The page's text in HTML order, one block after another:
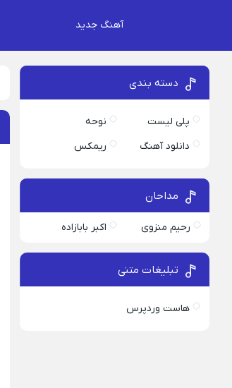
آهنگ جدید
دسته بندی
پلی لیست
نوحه
دانلود آهنگ
ریمکس
مداحان
رحیم منزوی اکبر بابازاده
تبلیغات متنی
هاست وردپرس